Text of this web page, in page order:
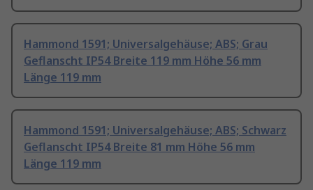
Hammond 1591; Universalgehäuse; ABS; Grau
Geflanscht IP54 Breite 119 mm Höhe 56 mm
Länge 119 mm
Hammond 1591; Universalgehäuse; ABS; Schwarz
Geflanscht IP54 Breite 81 mm Höhe 56 mm
Länge 119 mm